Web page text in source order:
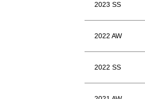
2023 SS
2022 AW
2022 SS